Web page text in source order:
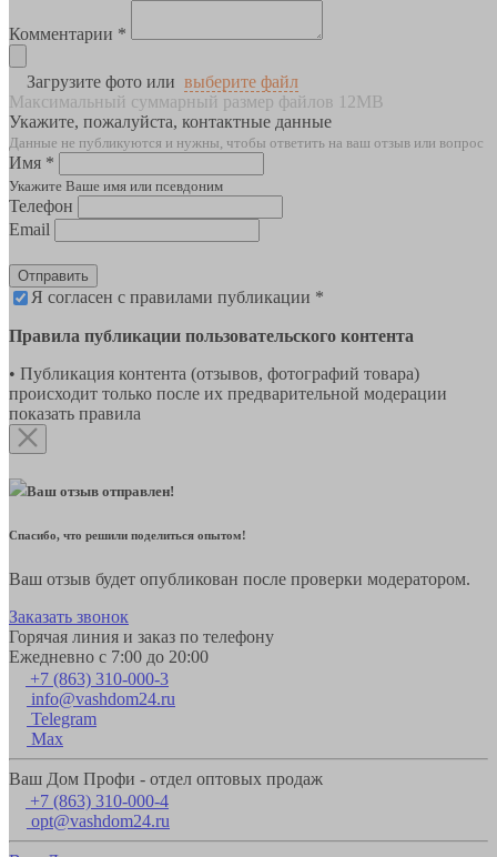
Комментарии *
Загрузите фото или выберите файл
Максимальный суммарный размер файлов 12MB
Укажите, пожалуйста, контактные данные
Данные не публикуются и нужны, чтобы ответить на ваш отзыв или вопрос
Имя *
Укажите Ваше имя или псевдоним
Телефон
Email
Отправить
Я согласен с правилами публикации *
Правила публикации пользовательского контента
• Публикация контента (отзывов, фотографий товара)
происходит только после их предварительной модерации
показать правила
Ваш отзыв отправлен!
Спасибо, что решили поделиться опытом!
Ваш отзыв будет опубликован после проверки модератором.
Заказать звонок
Горячая линия и заказ по телефону
Ежедневно с 7:00 до 20:00
+7 (863) 310-000-3
info@vashdom24.ru
Telegram
Max
Ваш Дом Профи - отдел оптовых продаж
+7 (863) 310-000-4
opt@vashdom24.ru